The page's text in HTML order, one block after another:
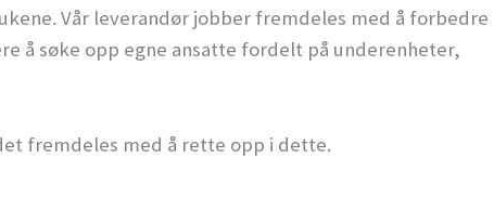
Vår leverandør jobber fremdeles med å forbedre
å søke opp egne ansatte fordelt på underenheter,
fremdeles med å rette opp i dette.